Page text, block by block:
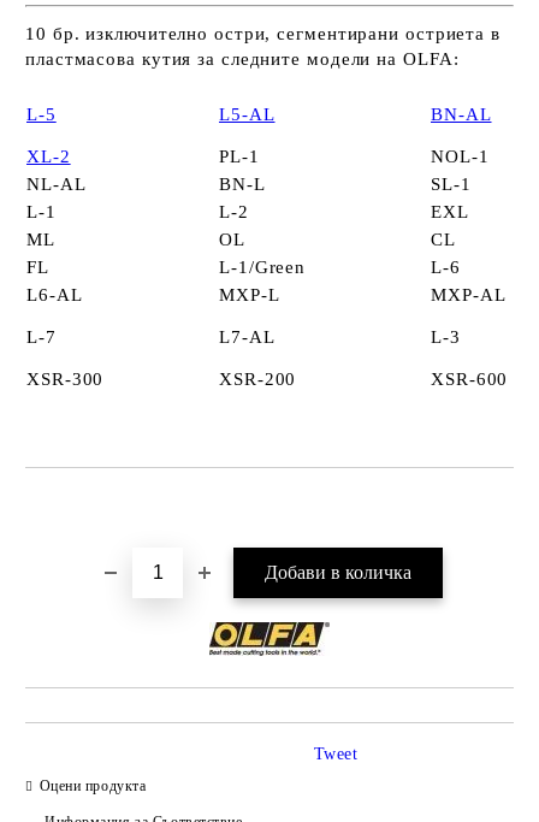
10 бр. изключително остри, сегментирани остриета в
пластмасова кутия за следните модели на OLFA:
L-5 L5-AL BN-AL
XL-2 PL-1
NOL-1
NL-AL
BN-L
SL-1
L-1
L-2
EXL
ML
OL
CL
FL
L-1/Green
L-6
L6-AL
MXP-L MXP-AL
L-7 L7-AL L-3
XSR-300 XSR-200 XSR-600
Оцени продукта
Tweet